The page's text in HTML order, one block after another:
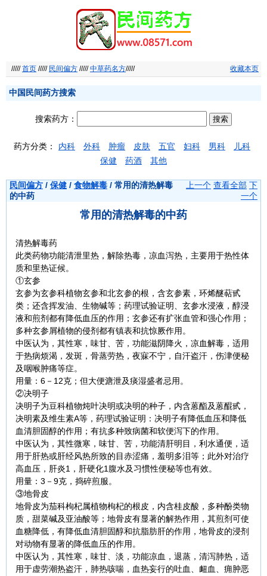
/////首页 ///// 民间偏方 /////中草药名方///// 收藏本页
中国民间药方搜索
搜索药方：
药方分类： 内科 外科 肿瘤 皮肤 五官 妇科 男科
儿科
保健
药酒 其他
民间偏方 / 保健 / 食物解毒 / 常用的清热解毒
的中药
上一个 查看全部 下
一个
常用的清热解毒的中药
清热解毒药
此类药物功能清泄里热，解除热毒，凉血泻热，主要用于热性体
质和里热证候。
①玄参
玄参为玄参科植物玄参和北玄参的根，含玄参素，环烯醚萜甙
类；还含挥发油、生物碱等；药理试验证明、玄参水浸液，醇浸
液和煎剂都有降低血压的作用；玄参还有扩张血管和强心作用；
多种玄参屑植物的侵剂都有镇表和抗惊厥作用。
中医认为，其性寒，味甘、苦，功能滋阴降火，凉血解毒，适用
于热病烦渴，发斑，骨蒸劳热，夜寐不宁，自汗盗汗，伤津便秘
及咽喉肿痛等症。
用量：6－12克；但大便溏泄及痰湿盛者忌用。
②决明子
决明子为豆科植物炖叶决明或决明的种子，内含蒽酯及蒽醌甙，
决明素及维生素A等，药理试验证明：决明子有降低血压和降低
血清胆固醇的作用；有抗多种致病菌和软便泻下的作用。
中医认为，其性微寒，味甘、苦，功能清肝明目，利水通便，适
用于肝热或肝经风热所致的目赤涩痛，羞明多泪等；此外对治疗
高血压，肝炎1，肝硬化1腹水及习惯性便秘等也有效。
用量：3－9克，捣碎煎服。
③地骨皮
地骨皮为茄科枸杞属植物枸杞的根皮，内含桂皮酸，多种酚类物
质，甜菜碱及亚油酸等；地骨皮有显著的解热作用，其煎剂可使
血糖降低，有降低血清胆固醇和抗脂肪肝的作用，地骨皮的浸剂
对动物有显著的降低血压的作用。
中医认为，其性寒，味甘、淡，功能凉血，退蒸，清泻肺热，适
用于虚劳潮热盗汗，肺热咳喘，血热妄行的吐血、衄血、痈肿恶